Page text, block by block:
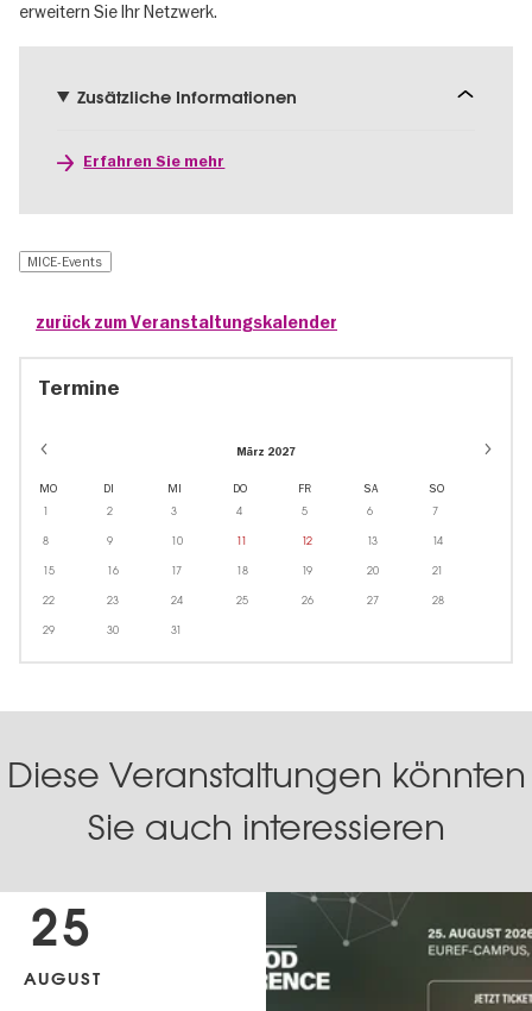
erweitern Sie Ihr Netzwerk.
Zusätzliche Informationen
Erfahren Sie mehr
MICE-Events
zurück zum Veranstaltungskalender
Termine
März 2027
MO DI MI DO FR SA SO
1 2 3 4 5 6 7
8 9 10 11 12 13 14
15 16 17 18 19 20 21
22 23 24 25 26 27 28
29 30 31
Diese Veranstaltungen könnten
Sie auch interessieren
25
AUGUST